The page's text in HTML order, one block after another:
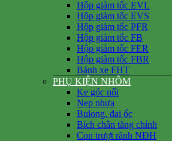
Hộp giảm tốc EVL
Hộp giảm tốc EVS
Hộp giảm tốc PFR
Hộp giảm tốc FB
Hộp giảm tốc FER
Hộp giảm tốc FBR
Bánh xe FHT
PHỤ KIỆN NHÔM
Ke góc nổi
Nẹp nhựa
Bulong, đai ốc
Bích chân tăng chỉnh
Con trượt rãnh NĐH